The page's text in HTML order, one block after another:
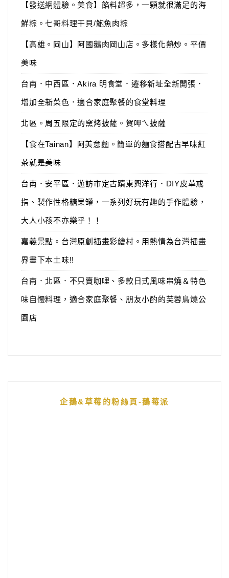
【發送網體驗。美食】餡料超多，一顆就很滿足的海
鮮粽。七哥料理干貝/鮑魚肉粽
【高雄。岡山】阿國鵝肉岡山店。多樣化熱炒。平價
美味
台南．中西區．Akira 明食堂．遷移新址全新開張．
增加全新菜色．適合家庭聚餐的食堂料理
北區。周五限定的窯烤披薩。賀呷ㄟ披薩
【食在Tainan】阿美意麵。簡單的麵食搭配古早味紅
茶就是美味
台南．安平區．遊訪市定古蹟東興洋行．DIY皮革戒
指、製作性格糖果罐，一系列好玩有趣的手作體驗，
大人小孩不亦樂乎！！
嘉義景點。台灣原創插畫彩繪村。用熱情為台灣插畫
界畫下本土味!!
台南．北區．不只賣咖哩、多款日式風味串燒＆特色
味自慢料理，適合家庭聚餐、朋友小酌的芙蓉鳥燒公
園店
企鵝&草莓的粉絲頁-鵝莓派